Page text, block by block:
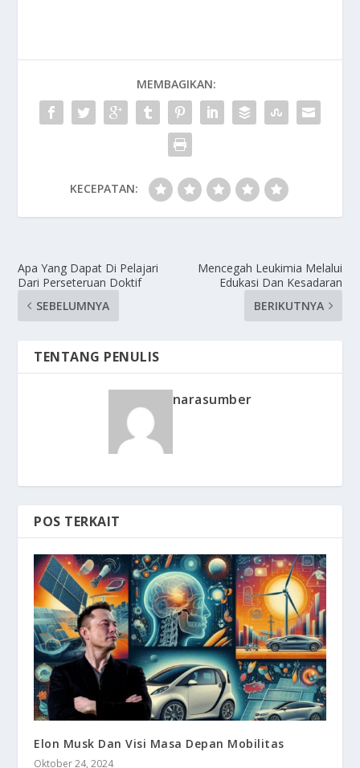
MEMBAGIKAN:
KECEPATAN:
Apa Yang Dapat Di Pelajari
Dari Perseteruan Doktif
SEBELUMNYA
Mencegah Leukimia Melalui
Edukasi Dan Kesadaran
BERIKUTNYA
TENTANG PENULIS
narasumber
POS TERKAIT
Elon Musk Dan Visi Masa Depan Mobilitas
Oktober 24, 2024